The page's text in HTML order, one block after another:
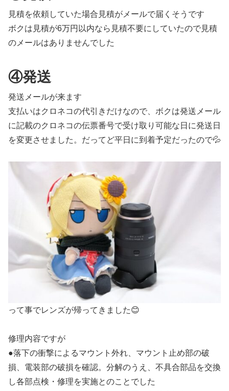
見積を依頼していた場合見積がメールで届くそうです
ボクは見積が6万円以内なら見積不要にしていたので見積
のメールはありませんでした
④発送
発送メールが来ます
支払いはクロネコの代引きだけなので、ボクは発送メール
に記載のクロネコの伝票番号で受け取り可能な日に発送日
を変更させました。だってど平日に到着予定だったので💦
って事でレンズが帰ってきました😊
修理内容ですが
●落下の衝撃によるマウント外れ、マウント止め部の破
損、電装部の破損を確認。分解のうえ、不具合部品を交換
し各部点検・修理を実施とのことでした